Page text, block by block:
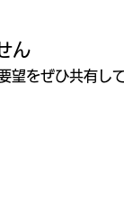
ん
をぜひ共有して